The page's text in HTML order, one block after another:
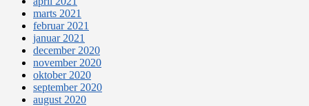
marts 2021
februar 2021
januar 2021
december 2020
november 2020
oktober 2020
september 2020
august 2020